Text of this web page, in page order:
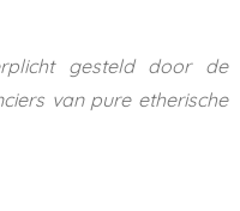
gesteld door de
van pure etherische